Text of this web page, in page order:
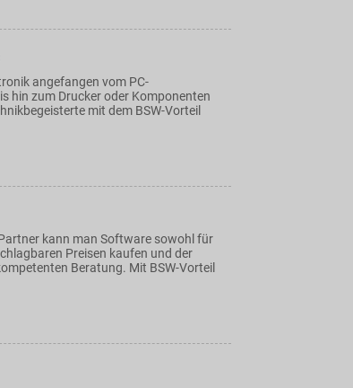
angefangen vom PC-
hin zum Drucker oder Komponenten
mit dem BSW-Vorteil
kann man Software sowohl für
Preisen kaufen und der
Beratung. Mit BSW-Vorteil